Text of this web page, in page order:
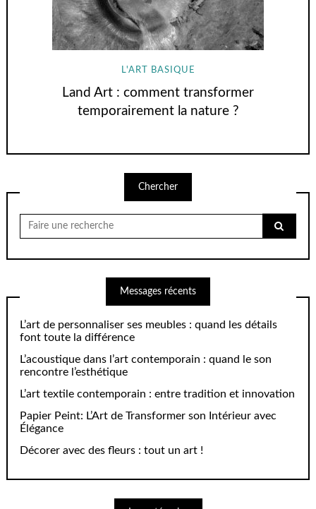
L'ART BASIQUE
Land Art : comment transformer
temporairement la nature ?
Chercher
pour:
Messages récents
L’art de personnaliser ses meubles : quand les détails
font toute la différence
L’acoustique dans l’art contemporain : quand le son
rencontre l’esthétique
L’art textile contemporain : entre tradition et innovation
Papier Peint: L’Art de Transformer son Intérieur avec
Élégance
Décorer avec des fleurs : tout un art !